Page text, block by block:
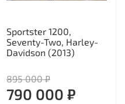
Sportster 1200,
Seventy-Two, Harley-
Davidson (2013)
895 000 ₽
790 000 ₽